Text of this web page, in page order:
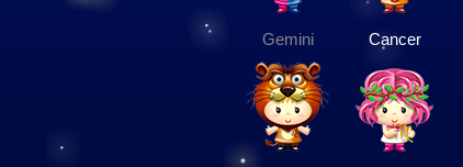
Gemini Cancer